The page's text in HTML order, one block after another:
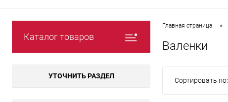
Каталог товаров
УТОЧНИТЬ РАЗДЕЛ
Главная страница •
Валенки
Сортировать по: